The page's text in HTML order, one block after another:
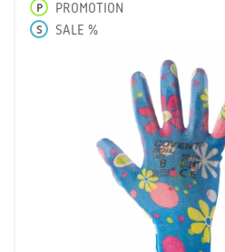
P PROMOTION
S SALE %